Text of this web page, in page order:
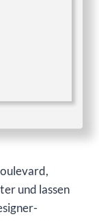
und lassen